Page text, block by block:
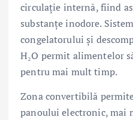
circulație internă, fiind
substanțe inodore.
congelatorului și
H₂O permit alimentelor
pentru mai mult timp.
Zona convertibilă
panoului electronic, mai